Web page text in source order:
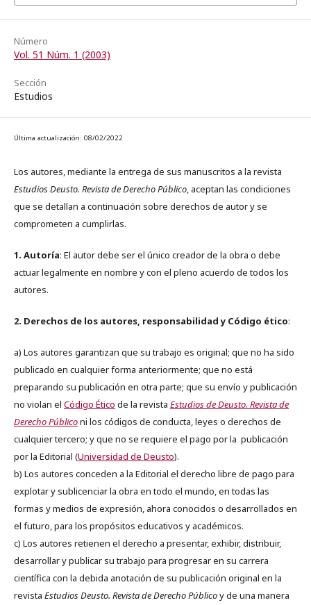
Número
Vol. 51 Núm. 1 (2003)
Sección
Estudios
Última actualización: 08/02/2022
Los autores, mediante la entrega de sus manuscritos a la revista
Estudios Deusto. Revista de Derecho Público, aceptan las condiciones
que se detallan a continuación sobre derechos de autor y se
comprometen a cumplirlas.
1. Autoría: El autor debe ser el único creador de la obra o debe
actuar legalmente en nombre y con el pleno acuerdo de todos los
autores.
2. Derechos de los autores, responsabilidad y Código ético:
a) Los autores garantizan que su trabajo es original; que no ha sido
publicado en cualquier forma anteriormente; que no está
preparando su publicación en otra parte; que su envío y publicación
no violan el Código Ético de la revista Estudios de Deusto. Revista de
Derecho Públiconi los códigos de conducta, leyes o derechos de
cualquier tercero; y que no se requiere el pago por la publicación
por la Editorial (Universidad de Deusto).
b) Los autores conceden a la Editorial el derecho libre de pago para
explotar y sublicenciar la obra en todo el mundo, en todas las
formas y medios de expresión, ahora conocidos o desarrollados en
el futuro, para los propósitos educativos y académicos.
c) Los autores retienen el derecho a presentar, exhibir, distribuir,
desarrollar y publicar su trabajo para progresar en su carrera
científica con la debida anotación de su publicación original en la
revista Estudios Deusto. Revista de Derecho Públicoy de una manera